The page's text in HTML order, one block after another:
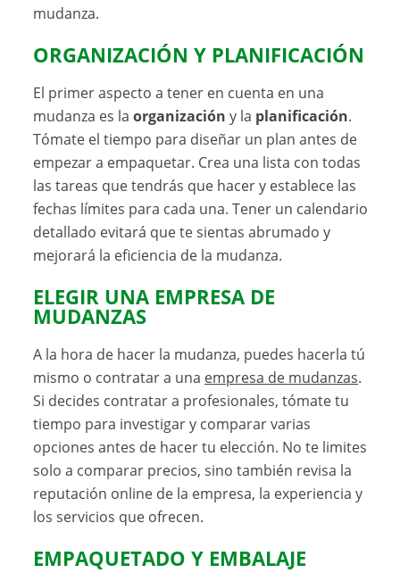
mudanza.
ORGANIZACIÓN Y PLANIFICACIÓN
El primer aspecto a tener en cuenta en una
mudanza es laorganización y la planificación.
Tómate el tiempo para diseñar un plan antes de
empezar a empaquetar. Crea una lista con todas
las tareas que tendrás que hacer y establece las
fechas límites para cada una. Tener un calendario
detallado evitará que te sientas abrumado y
mejorará la eficiencia de la mudanza.
ELEGIR UNA EMPRESA DE
MUDANZAS
A la hora de hacer la mudanza, puedes hacerla tú
mismo o contratar a una empresa de mudanzas.
Si decides contratar a profesionales, tómate tu
tiempo para investigar y comparar varias
opciones antes de hacer tu elección. No te limites
solo a comparar precios, sino también revisa la
reputación online de la empresa, la experiencia y
los servicios que ofrecen.
EMPAQUETADO Y EMBALAJE